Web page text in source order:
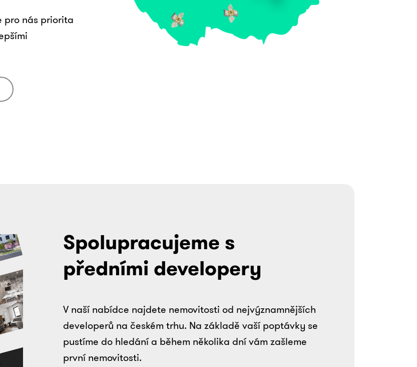
pro nás priorita
Spolupracujeme s
předními developery
V naší nabídce najdete nemovitosti od nejvýznamnějších
developerů na českém trhu. Na základě vaší poptávky se
pustíme do hledání a během několika dní vám zašleme
první nemovitosti.